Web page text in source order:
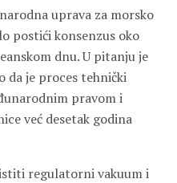
uprava za morsko
postići konsenzus oko
dnu. U pitanju je
da je proces tehnički
pravom i
već desetak godina
regulatorni vakuum i